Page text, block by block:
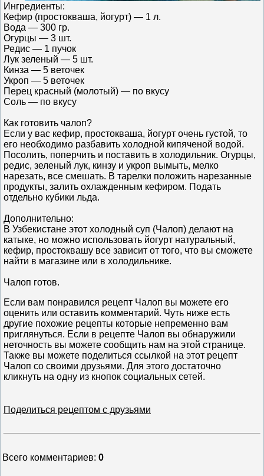
Ингредиенты:
Кефир (простокваша, йогурт) — 1 л.
Вода — 300 гр.
Огурцы — 3 шт.
Редис — 1 пучок
Лук зеленый — 5 шт.
Кинза — 5 веточек
Укроп — 5 веточек
Перец красный (молотый) — по вкусу
Соль — по вкусу
Как готовить чалоп?
Если у вас кефир, простокваша, йогурт очень густой, то
его необходимо разбавить холодной кипяченой водой.
Посолить, поперчить и поставить в холодильник. Огурцы,
редис, зеленый лук, кинзу и укроп вымыть, мелко
нарезать, все смешать. В тарелки положить нарезанные
продукты, залить охлажденным кефиром. Подать
отдельно кубики льда.
Дополнительно:
В Узбекистане этот холодный суп (Чалоп) делают на
катыке, но можно использовать йогурт натуральный,
кефир, простоквашу все зависит от того, что вы сможете
найти в магазине или в холодильнике.
Чалоп готов.
Если вам понравился рецепт Чалоп вы можете его
оценить или оставить комментарий. Чуть ниже есть
другие похожие рецепты которые непременно вам
приглянуться. Если в рецепте Чалоп вы обнаружили
неточность вы можете сообщить нам на этой странице.
Также вы можете поделиться ссылкой на этот рецепт
Чалоп со своими друзьями. Для этого достаточно
кликнуть на одну из кнопок социальных сетей.
Поделиться рецептом с друзьями
Всего комментариев: 0